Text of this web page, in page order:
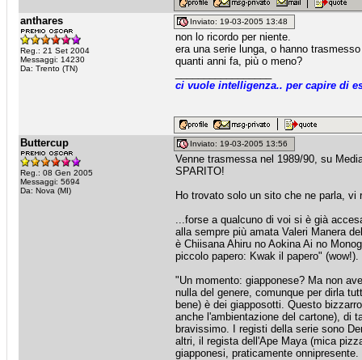
anthares
Reg.: 21 Set 2004
Messaggi: 14230
Da: Trento (TN)
Inviato: 19-03-2005 13:48
non lo ricordo per niente.
era una serie lunga, o hanno
quanti anni fa, più o meno?
ci vuole intelligenza.. per capire di
Buttercup
Reg.: 08 Gen 2005
Messaggi: 5694
Da: Nova (MI)
Inviato: 19-03-2005 13:56
Venne trasmessa nel 1989/90, su
SPARITO!
Ho trovato solo un sito che ne parla, vi
...forse a qualcuno di voi si è già
alla sempre più amata Valeri Manera
è Chiisana Ahiru no Aokina Ai no
piccolo papero: Kwak il papero" (wow!).
"Un momento: giapponese? Ma non
nulla del genere, comunque per dirla
bene) è dei giapposotti. Questo
anche l'ambientazione del cartone), di
bravissimo. I registi della serie sono
altri, il regista dell'Ape Maya (mica
giapponesi, praticamente